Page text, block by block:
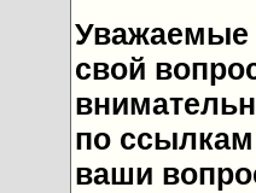
Уважаемые
свой
по ссылкам
ваши